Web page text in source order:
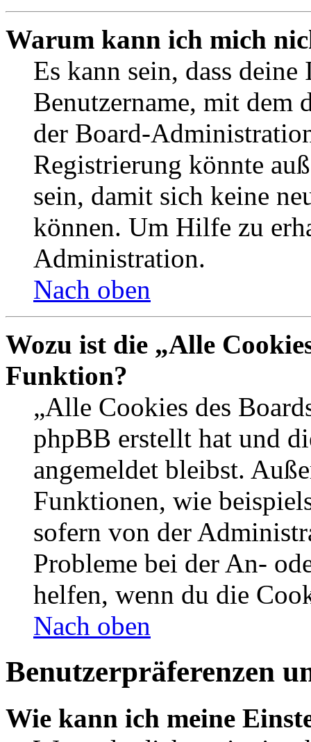
Warum kann ich mich
Es kann sein, dass
Benutzername, mit dem
der Board-
Registrierung könnte
sein, damit sich keine
können. Um Hilfe zu
Administration.
Nach oben
Wozu ist die „Alle
Funktion?
„Alle Cookies des
phpBB erstellt hat und
angemeldet bleibst.
Funktionen, wie
sofern von der
Probleme bei der An-
helfen, wenn du die
Nach oben
Benutzerpräferenzen
Wie kann ich meine